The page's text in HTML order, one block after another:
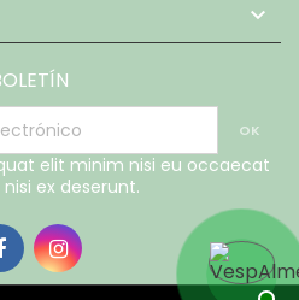

elit minim nisi eu occaecat
ex deserunt.